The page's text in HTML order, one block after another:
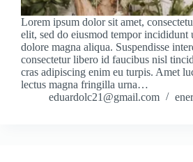
Lorem ipsum dolor sit amet,
elit, sed do eiusmod tempor incididunt
dolore magna aliqua. Suspendisse
consectetur libero id faucibus nisl
cras adipiscing enim eu turpis. Amet
lectus magna fringilla urna…
eduardolc21@gmail.com